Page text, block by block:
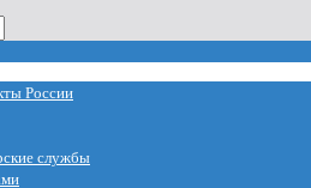
России
службы